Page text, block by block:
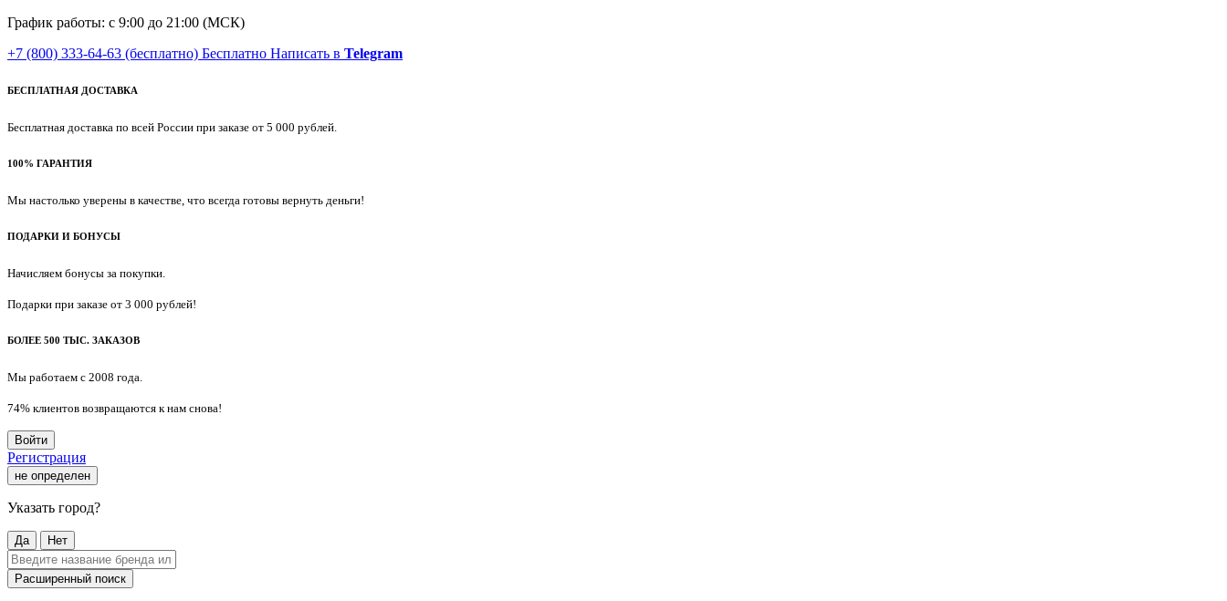
График работы: с 9:00 до 21:00 (МСК)
+7 (800) 333-64-63 (бесплатно) Бесплатно Написать в Telegram
БЕСПЛАТНАЯ ДОСТАВКА
Бесплатная доставка по всей России при заказе от 5 000 рублей.
100% ГАРАНТИЯ
Мы настолько уверены в качестве, что всегда готовы вернуть деньги!
ПОДАРКИ И БОНУСЫ
Начисляем бонусы за покупки.
Подарки при заказе от 3 000 рублей!
БОЛЕЕ 500 ТЫС. ЗАКАЗОВ
Мы работаем с 2008 года.
74% клиентов возвращаются к нам снова!
Войти
Регистрация
не определен
Указать город?
Да Нет
Расширенный поиск